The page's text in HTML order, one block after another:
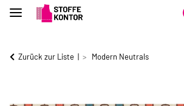
Zurück zur Liste Modern Neutrals